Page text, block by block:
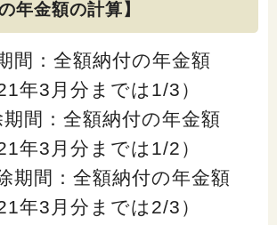
年金額の計算】
間：全額納付の年金額
年3月分までは1/3）
間：全額納付の年金額
年3月分までは1/2）
間：全額納付の年金額
年3月分までは2/3）